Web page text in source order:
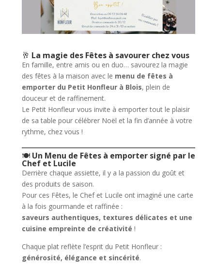
🥂 La magie des Fêtes à savourer chez vous
En famille, entre amis ou en duo… savourez la magie
des fêtes à la maison avec le menu de fêtes à
emporter du Petit Honfleur à Blois, plein de
douceur et de raffinement.
Le Petit Honfleur vous invite à emporter tout le plaisir
de sa table pour célébrer Noël et la fin d’année à votre
rythme, chez vous !
🍽️ Un Menu de Fêtes à emporter signé par le
Chef et Lucile
Derrière chaque assiette, il y a la passion du goût et
des produits de saison.
Pour ces Fêtes, le Chef et Lucile ont imaginé une carte
à la fois gourmande et raffinée :
saveurs authentiques, textures délicates et une
cuisine empreinte de créativité !
Chaque plat reflète l’esprit du Petit Honfleur :
générosité, élégance et sincérité.